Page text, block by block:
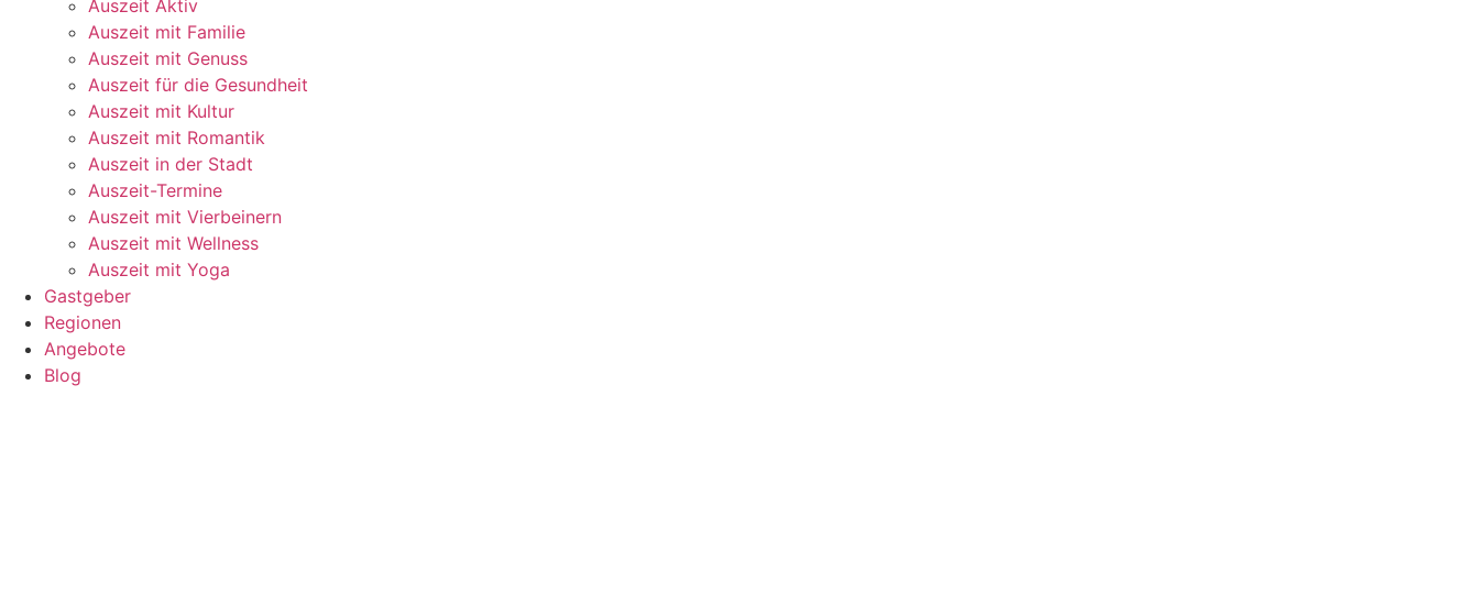
Auszeit Aktiv
Auszeit mit Familie
Auszeit mit Genuss
Auszeit für die Gesundheit
Auszeit mit Kultur
Auszeit mit Romantik
Auszeit in der Stadt
Auszeit-Termine
Auszeit mit Vierbeinern
Auszeit mit Wellness
Auszeit mit Yoga
Gastgeber
Regionen
Angebote
Blog